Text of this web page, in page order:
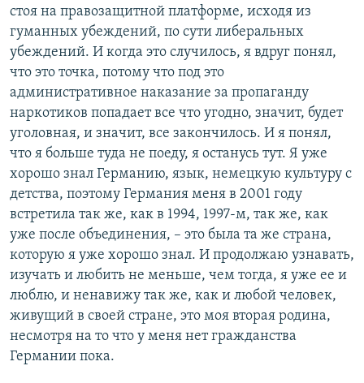
стоя на правозащитной платформе, исходя из
гуманных убеждений, по сути либеральных
убеждений. И когда это случилось, я вдруг понял,
что это точка, потому что под это
административное наказание за пропаганду
наркотиков попадает все что угодно, значит, будет
уголовная, и значит, все закончилось. И я понял,
что я больше туда не поеду, я останусь тут. Я уже
хорошо знал Германию, язык, немецкую культуру с
детства, поэтому Германия меня в 2001 году
встретила так же, как в 1994, 1997-м, так же, как
уже после объединения, – это была та же страна,
которую я уже хорошо знал. И продолжаю узнавать,
изучать и любить не меньше, чем тогда, я уже ее и
люблю, и ненавижу так же, как и любой человек,
живущий в своей стране, это моя вторая родина,
несмотря на то что у меня нет гражданства
Германии пока.